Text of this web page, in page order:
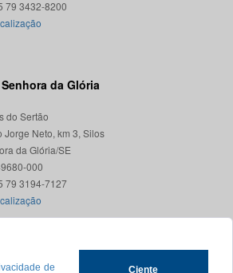
de Ciente
da Glória
do Sertão
Neto, km 3, Silos
da Glória/SE
000
Contato +55 79 3194-7127